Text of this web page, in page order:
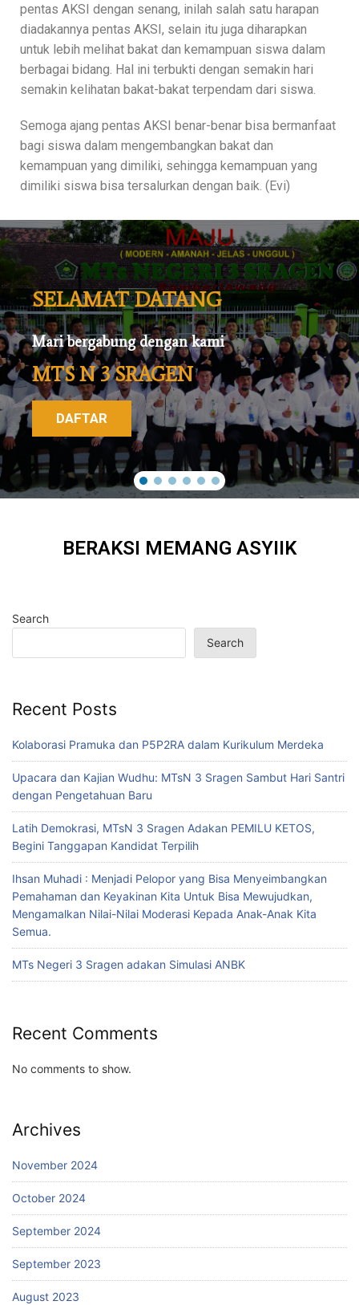
pentas AKSI dengan senang, inilah salah satu harapan
diadakannya pentas AKSI, selain itu juga diharapkan
untuk lebih melihat bakat dan kemampuan siswa dalam
berbagai bidang. Hal ini terbukti dengan semakin hari
semakin kelihatan bakat-bakat terpendam dari siswa.
Semoga ajang pentas AKSI benar-benar bisa bermanfaat
bagi siswa dalam mengembangkan bakat dan
kemampuan yang dimiliki, sehingga kemampuan yang
dimiliki siswa bisa tersalurkan dengan baik. (Evi)
SELAMAT DATANG
Mari bergabung dengan kami
MTS N 3 SRAGEN
DAFTAR
BERAKSI MEMANG ASYIIK
Search
Search
Recent Posts
Kolaborasi Pramuka dan P5P2RA dalam Kurikulum Merdeka
Upacara dan Kajian Wudhu: MTsN 3 Sragen Sambut Hari Santri
dengan Pengetahuan Baru
Latih Demokrasi, MTsN 3 Sragen Adakan PEMILU KETOS,
Begini Tanggapan Kandidat Terpilih
Ihsan Muhadi : Menjadi Pelopor yang Bisa Menyeimbangkan
Pemahaman dan Keyakinan Kita Untuk Bisa Mewujudkan,
Mengamalkan Nilai-Nilai Moderasi Kepada Anak-Anak Kita
Semua.
MTs Negeri 3 Sragen adakan Simulasi ANBK
Recent Comments
No comments to show.
Archives
November 2024
October 2024
September 2024
September 2023
August 2023